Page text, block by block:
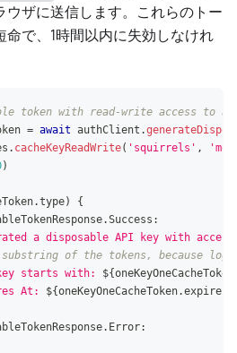
ウザに送信します。これらのトー
命で、1時間以内に失効しなけれ
token with read-write access to a
= await authClient .
. cacheKeyReadWrite( 'squirrels' , 'mo'
)
.type)
{
.Success :
a disposable API key with
of the tokens, because
starts with: ${oneKeyOneCacheToken
At: ${oneKeyOneCacheToken.
. Error: